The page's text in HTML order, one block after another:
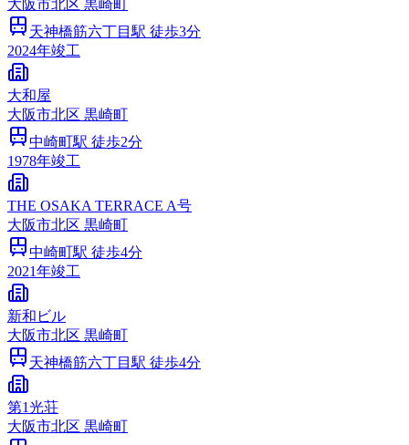
大阪市北区 黒崎町
天神橋筋六丁目 駅 徒歩3分
2024年竣工
大和屋
大阪市北区 黒崎町
中崎町駅 徒歩2分
1978年竣工
THE OSAKA TERRACE A号
大阪市北区 黒崎町
中崎町駅 徒歩4分
2021年竣工
新和ビル
大阪市北区 黒崎町
天神橋筋六丁目 駅 徒歩4分
第1光荘
大阪市北区 黒崎町